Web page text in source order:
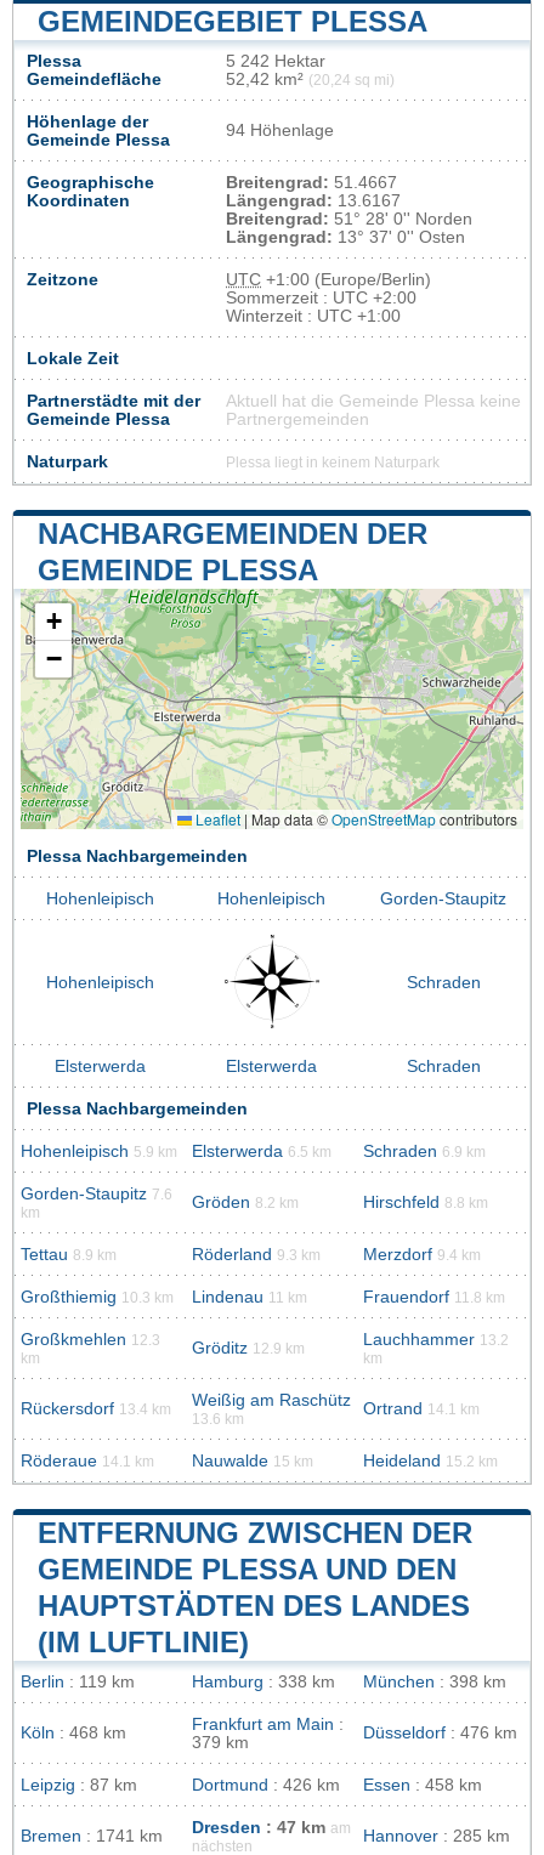
GEMEINDEGEBIET PLESSA
Plessa
Gemeindefläche
5 242 Hektar
52,42 km² (20,24 sq mi)
Höhenlage der
Gemeinde Plessa
94 Höhenlage
Geographische
Koordinaten
Breitengrad: 51.4667
Längengrad: 13.6167
Breitengrad: 51° 28' 0'' Norden
Längengrad: 13° 37' 0'' Osten
Zeitzone UTC +1:00 (Europe/Berlin)
Sommerzeit : UTC +2:00
Winterzeit : UTC +1:00
Lokale Zeit
Partnerstädte mit der
Gemeinde Plessa
Aktuell hat die Gemeinde Plessa keine
Partnergemeinden
Naturpark Plessa liegt in keinem Naturpark
NACHBARGEMEINDEN DER
GEMEINDE PLESSA
+
−
Leaflet | Map data ©OpenStreetMapcontributors
Plessa Nachbargemeinden
Hohenleipisch Hohenleipisch Gorden-Staupitz
Hohenleipisch Schraden
Elsterwerda Elsterwerda Schraden
Plessa Nachbargemeinden
Hohenleipisch 5.9 km Elsterwerda 6.5 km Schraden 6.9 km
Gorden-Staupitz 7.6
km
Gröden 8.2 km Hirschfeld 8.8 km
Tettau 8.9 km Röderland 9.3 km Merzdorf 9.4 km
Großthiemig 10.3 km Lindenau 11 km Frauendorf 11.8 km
Großkmehlen 12.3
km
Gröditz 12.9 km Lauchhammer 13.2
km
Rückersdorf 13.4 km Weißig am Raschütz
13.6 km
Ortrand 14.1 km
Röderaue 14.1 km Nauwalde 15 km Heideland 15.2 km
ENTFERNUNG ZWISCHEN DER
GEMEINDE PLESSA UND DEN
HAUPTSTÄDTEN DES LANDES
(IM LUFTLINIE)
Berlin : 119 km Hamburg : 338 km München : 398 km
Köln : 468 km Frankfurt am Main :
379 km
Düsseldorf : 476 km
Leipzig : 87 km Dortmund : 426 km Essen : 458 km
Bremen : 1741 km Dresden : 47 km am
nächsten
Hannover : 285 km